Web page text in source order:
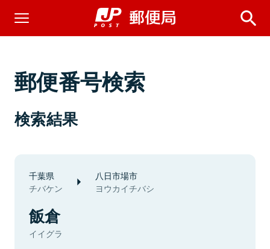
郵便番号検索
検索結果
千葉県
チバケン
八日市場市
ヨウカイチバシ
飯倉
イイグラ